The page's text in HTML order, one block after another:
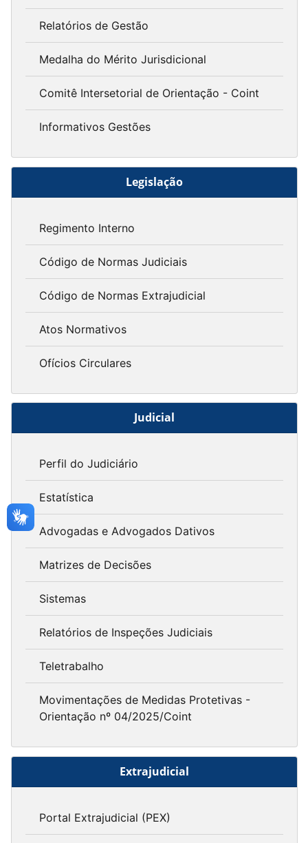
Relatórios de Gestão
Medalha do Mérito Jurisdicional
Comitê Intersetorial de Orientação - Coint
Informativos Gestões
Legislação
Regimento Interno
Código de Normas Judiciais
Código de Normas Extrajudicial
Atos Normativos
Ofícios Circulares
Judicial
Perfil do Judiciário
Estatística
Advogadas e Advogados Dativos
Matrizes de Decisões
Sistemas
Relatórios de Inspeções Judiciais
Teletrabalho
Movimentações de Medidas Protetivas -
Orientação nº 04/2025/Coint
Extrajudicial
Portal Extrajudicial (PEX)